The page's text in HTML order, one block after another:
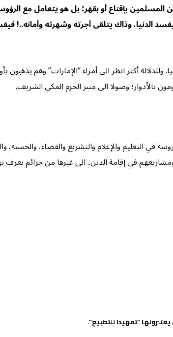
المسلمين بإقناع أو بقهر؛ بل هو يتعامل مع
الدنيا، وذاك يتلقى أجرته وشهرته وأمانه..!
أكثر انظر الى أمراء “الإمارات” وهم يذهبون
بالأدوار؛ وصولا الى منبر الحرم المكي الشريف.
في التعليم والإعلام والتشريع والقضاء،
في إقامة الدين.. الى غيرها من جرائم
“تمهيدا للتطبيع”.